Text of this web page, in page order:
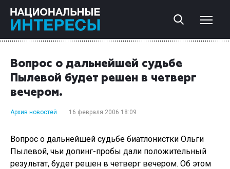
Вопрос о дальнейшей судьбе
Пылевой будет решен в четверг
вечером.
Архив новостей 16 февраля 2006 18:09
Вопрос о дальнейшей судьбе биатлонистки Ольги
Пылевой, чьи допинг-пробы дали положительный
результат, будет решен в четверг вечером. Об этом